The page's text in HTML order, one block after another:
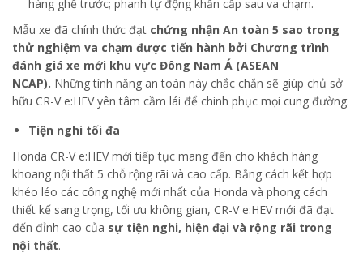
hàng ghế trước; phanh tự động khẩn cấp sau va chạm.
Mẫu xe đã chính thức đạt chứng nhận An toàn 5 sao trong
thử nghiệm va chạm được tiến hành bởi Chương trình
đánh giá xe mới khu vực Đông Nam Á (ASEAN
NCAP). Những tính năng an toàn này chắc chắn sẽ giúp chủ sở
hữu CR-V e:HEV yên tâm cầm lái để chinh phục mọi cung đường.
Tiện nghi tối đa
Honda CR-V e:HEV mới tiếp tục mang đến cho khách hàng
khoang nội thất 5 chỗ rộng rãi và cao cấp. Bằng cách kết hợp
khéo léo các công nghệ mới nhất của Honda và phong cách
thiết kế sang trọng, tối ưu không gian, CR-V e:HEV mới đã đạt
đến đỉnh cao của sự tiện nghi, hiện đại và rộng rãi trong
nội thất.